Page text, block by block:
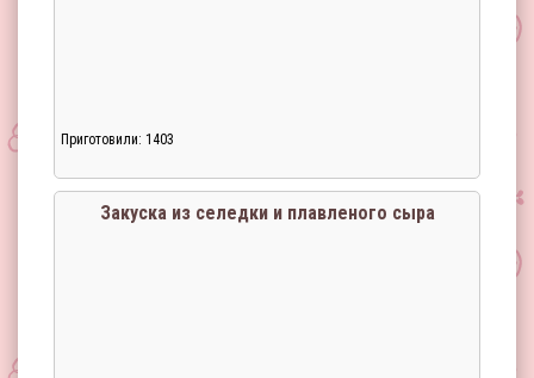
Приготовили: 1403
Закуска из селедки и плавленого сыра